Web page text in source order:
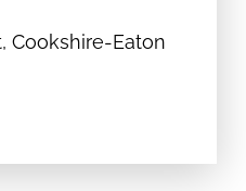
Cookshire-Eaton